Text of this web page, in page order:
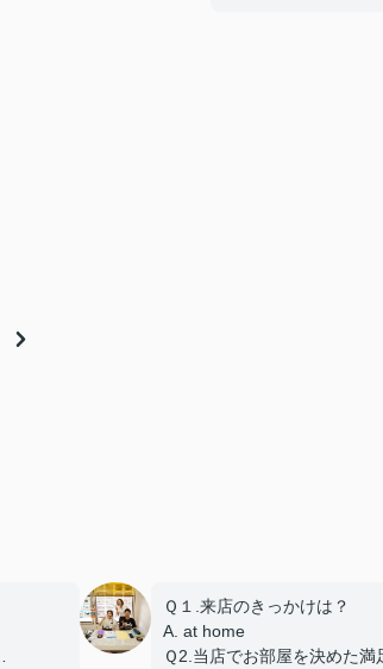
Ｑ１.来店のきっかけは？
A. at home
Ｑ2.当店でお部屋を決めた満